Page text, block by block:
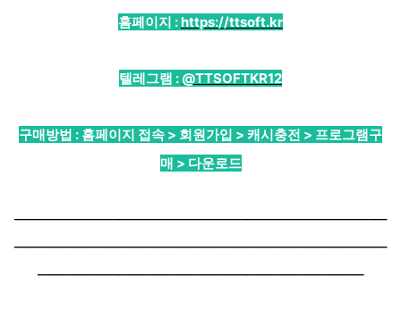
홈페이지 :https://ttsoft.kr
텔레그램 : @TTSOFTKR12
구매방법 : 홈페이지 접속 > 회원가입 > 캐시충전 > 프로그램구
매 > 다운로드
────────────────────────────────
────────────────────────────────
────────────────────────────